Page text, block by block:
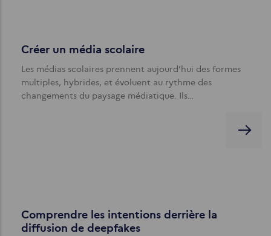
Créer un média scolaire
Les médias scolaires prennent aujourd’hui des formes
multiples, hybrides, et évoluent au rythme des
changements du paysage médiatique. Ils…
Comprendre les intentions derrière la
diffusion de deepfakes